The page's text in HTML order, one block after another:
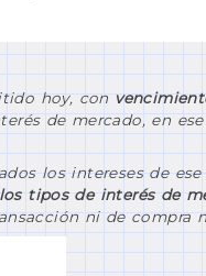
hoy, con
de mercado, en
los intereses de ese
tipos de interés de
ni de compra